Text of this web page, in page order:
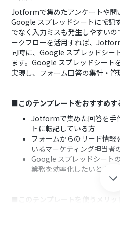
Jotformで集めたアンケートや問
Google スプレッドシートに転記
でなく入力ミスも発生しやすい
ークフローを活用すれば、
同時に、Google スプレッドシー
ます。Google スプレッドシート
実現し、フォーム回答の集計・管
■このテンプレートをおすすめす
Jotformで集めた回答を手
トに転記している方
フォームからのリード情報
いるマーケティング担当者
Google スプレッドシート
業務を効率化したいと考え
■このテンプレートを使うメリット